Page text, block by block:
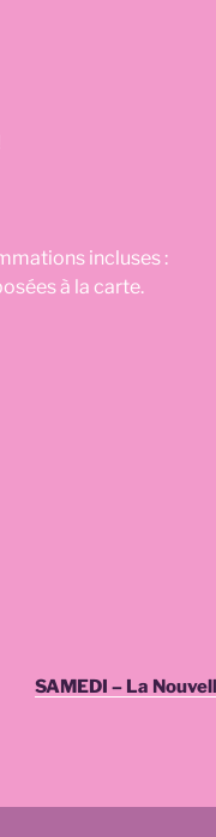
incluses :
à la carte.
SAMEDI – La